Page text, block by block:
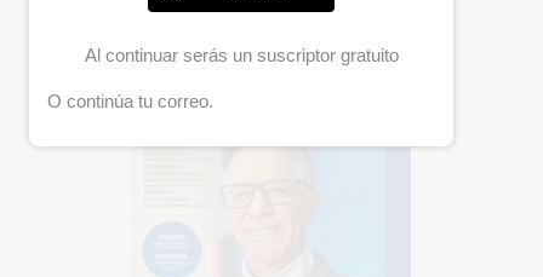
Al continuar serás un suscriptor gratuito
O continúa tu correo.